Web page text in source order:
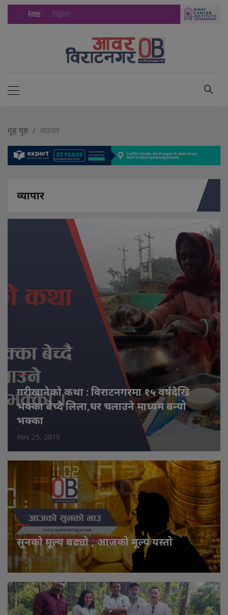
गृह पृष्ट व्यापार
व्यापार
गरीखानेको कथा : विराटनगरमा १५ वर्षदेखि
भक्का बेच्दै लिला,घर चलाउने माध्यम बन्यो
भक्का
Nov 25, 2019
सुनको मूल्य बढ्यो , आजको मूल्य यस्तो
Nov 19, 2019